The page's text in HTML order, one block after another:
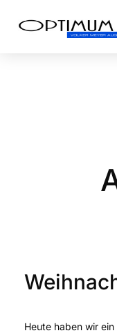
Heute haben wir